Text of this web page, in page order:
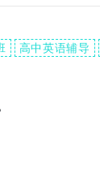
高中英语辅导